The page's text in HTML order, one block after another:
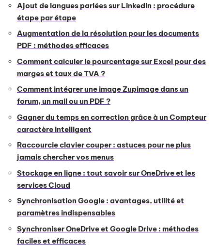
Ajout de langues parlées sur LinkedIn : procédure
étape par étape
Augmentation de la résolution pour les documents
PDF : méthodes efficaces
Comment calculer le pourcentage sur Excel pour des
marges et taux de TVA ?
Comment intégrer une image Zupimage dans un
forum, un mail ou un PDF ?
Gagner du temps en correction grâce à un Compteur
caractère intelligent
Raccourcie clavier couper : astuces pour ne plus
jamais chercher vos menus
Stockage en ligne : tout savoir sur OneDrive et les
services Cloud
Synchronisation Google : avantages, utilité et
paramètres indispensables
Synchroniser OneDrive et Google Drive : méthodes
faciles et efficaces